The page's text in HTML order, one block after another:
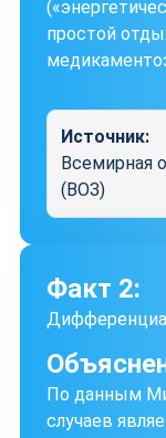
простой
Источник:
Всемирная
(ВОЗ)
Факт 2:
По данным
случаев